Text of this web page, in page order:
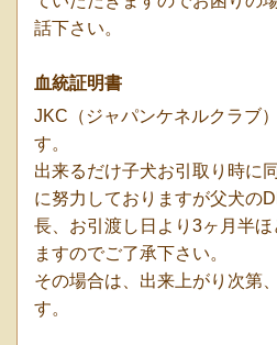
話下さい。
血統証明書
JKC（ジャパンケネルクラブ
す。
出来るだけ子犬お引取り時に
に努力しておりますが父犬の
長、お引渡し日より3ヶ月半
ますのでご了承下さい。
その場合は、出来上がり次第
す。